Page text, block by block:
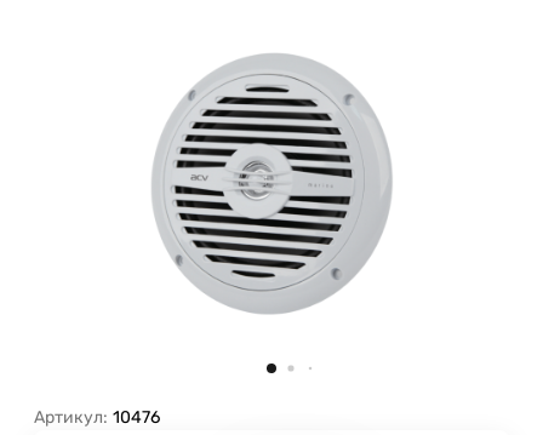
Артикул: 10476